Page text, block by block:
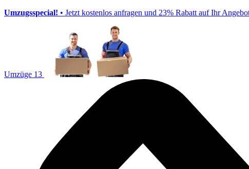
Umzugsspecial! • Jetzt kostenlos anfragen und 23% Rabatt auf Ihr
Umzüge 13